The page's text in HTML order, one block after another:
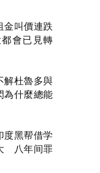
金叫價連跌
會已見轉
解杜魯多與
為什麼總能
度黑帮借学
八年间罪